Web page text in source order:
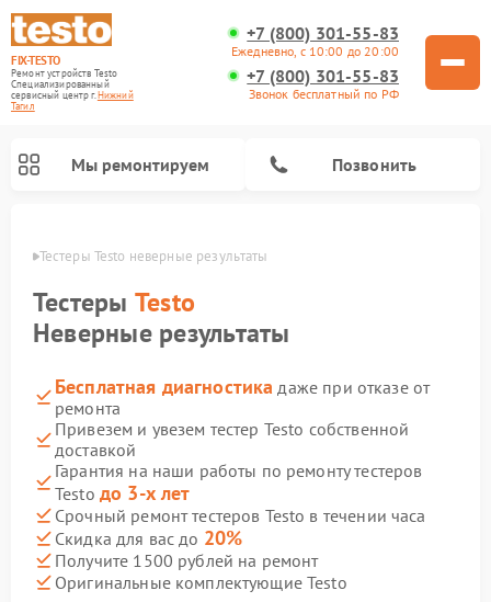
FIX-TESTO
Ремонт устройств Testo
Специализированный
cервисный центр г.Нижний
Тагил
+7 (800) 301-55-83
Ежедневно, с 10:00 до 20:00
+7 (800) 301-55-83
Звонок бесплатный по РФ
Мы ремонтируем Позвонить
Тестеры Testo неверные результаты
Тестеры Testo
Неверные результаты
Бесплатная диагностика даже при отказе от
ремонта
Привезем и увезем тестер Testo собственной
доставкой
Гарантия на наши работы по ремонту тестеров
Testo до 3-х лет
Срочный ремонт тестеров Testo в течении часа
Скидка для вас до 20%
Получите 1500 рублей на ремонт
Оригинальные комплектующие Testo